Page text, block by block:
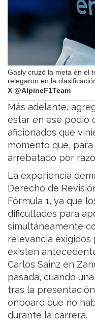
Gasly cruzó la meta en el
relegaron en la
X @AlpineF1Team
Más adelante,
estar en ese podio
aficionados que
momento que,
arrebatado por
La experiencia
Derecho de
Fórmula 1, ya que
dificultades para
simultáneamente
relevancia exigidos
existen
Carlos Sainz en
pasada, cuando
tras la
onboard que no
durante la carrera.